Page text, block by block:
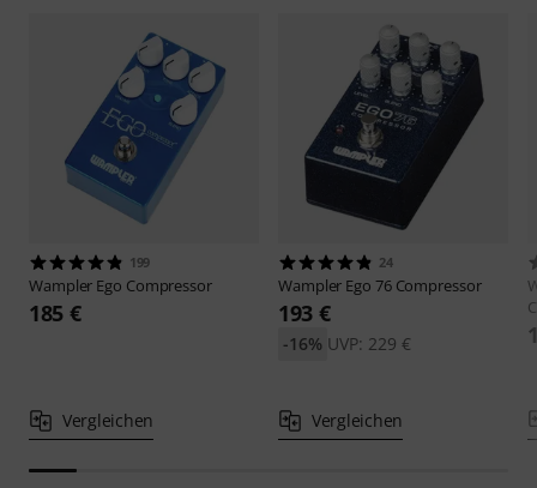
199
Wampler Ego Compressor
185 €
Vergleichen
24
Wampler Ego 76 Compressor
193 €
UVP: 229 €
-16%
Vergleichen